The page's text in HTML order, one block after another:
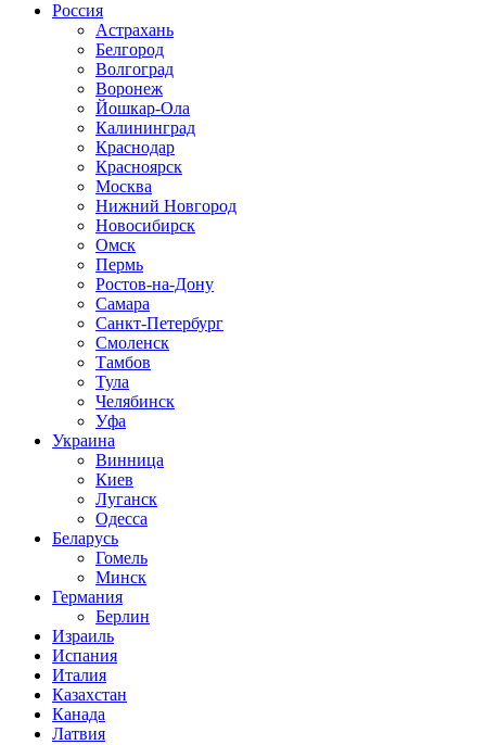
Россия
Астрахань
Белгород
Волгоград
Воронеж
Йошкар-Ола
Калининград
Краснодар
Красноярск
Москва
Нижний Новгород
Новосибирск
Омск
Пермь
Ростов-на-Дону
Самара
Санкт-Петербург
Смоленск
Тамбов
Тула
Челябинск
Уфа
Украина
Винница
Киев
Луганск
Одесса
Беларусь
Гомель
Минск
Германия
Берлин
Израиль
Испания
Италия
Казахстан
Канада
Латвия